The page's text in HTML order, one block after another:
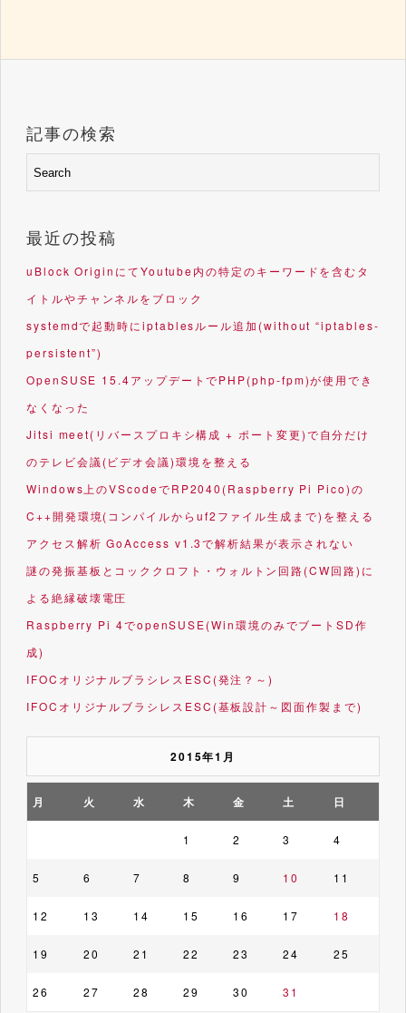
記事の検索
最近の投稿
uBlock OriginにてYoutube内の特定のキーワードを含むタ
イトルやチャンネルをブロック
systemdで起動時にiptablesルール追加(without “iptables-
persistent”)
OpenSUSE 15.4アップデートでPHP(php-fpm)が使用でき
なくなった
Jitsi meet(リバースプロキシ構成 + ポート変更)で自分だけ
のテレビ会議(ビデオ会議)環境を整える
Windows上のVScodeでRP2040(Raspberry Pi Pico)の
C++開発環境(コンパイルからuf2ファイル生成まで)を整える
アクセス解析 GoAccess v1.3で解析結果が表示されない
謎の発振基板とコッククロフト・ウォルトン回路(CW回路)に
よる絶縁破壊電圧
Raspberry Pi 4でopenSUSE(Win環境のみでブートSD作
成)
IFOCオリジナルブラシレスESC(発注？～)
IFOCオリジナルブラシレスESC(基板設計～図面作製まで)
2015年1月
月 火 水 木 金 土 日
1 2 3 4
5 6 7 8 9 10 11
12 13 14 15 16 17 18
19 20 21 22 23 24 25
26 27 28 29 30 31